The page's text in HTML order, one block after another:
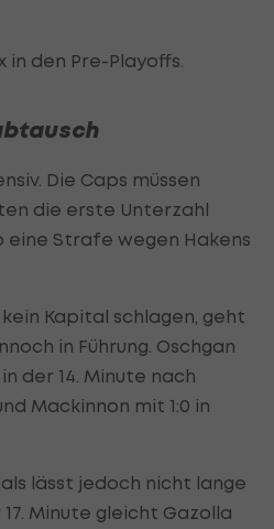
den Pre-Playoffs.
Die Caps müssen
die erste Unterzahl
eine Strafe wegen Hakens
Kapital schlagen, geht
in Führung. Oschgan
der 14. Minute nach
Mackinnon mit 1:0 in
lässt jedoch nicht lange
Minute gleicht Gazolla